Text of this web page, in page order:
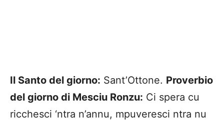
Il Santo del giorno: Sant’Ottone. Proverbio
del giorno di Mesciu Ronzu: Ci spera cu
ricchesci ‘ntra n’annu, mpuveresci ntra nu